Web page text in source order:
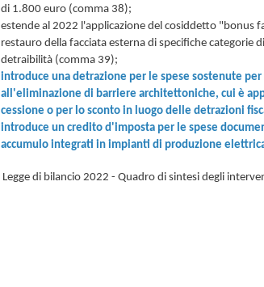
di 1.800 euro (comma 38);
estende al 2022 l'applicazione del cosiddetto "bonus
restauro della facciata esterna di specifiche categorie
detraibilità (comma 39);
introduce una detrazione per le spese sostenute
all'eliminazione di barriere architettoniche, cui è
cessione o per lo sconto in luogo delle detrazioni
introduce un credito d'imposta per le spese
accumulo integrati in impianti di produzione
Legge di bilancio 2022 - Quadro di sintesi degli